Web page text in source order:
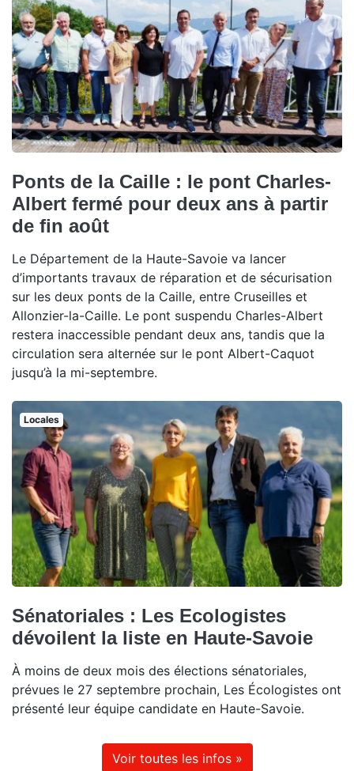
Ponts de la Caille : le pont Charles-
Albert fermé pour deux ans à partir
de fin août
Le Département de la Haute-Savoie va lancer
d’importants travaux de réparation et de sécurisation
sur les deux ponts de la Caille, entre Cruseilles et
Allonzier-la-Caille. Le pont suspendu Charles-Albert
restera inaccessible pendant deux ans, tandis que la
circulation sera alternée sur le pont Albert-Caquot
jusqu’à la mi-septembre.
Locales
Sénatoriales : Les Ecologistes
dévoilent la liste en Haute-Savoie
À moins de deux mois des élections sénatoriales,
prévues le 27 septembre prochain, Les Écologistes ont
présenté leur équipe candidate en Haute-Savoie.
Voir toutes les infos »